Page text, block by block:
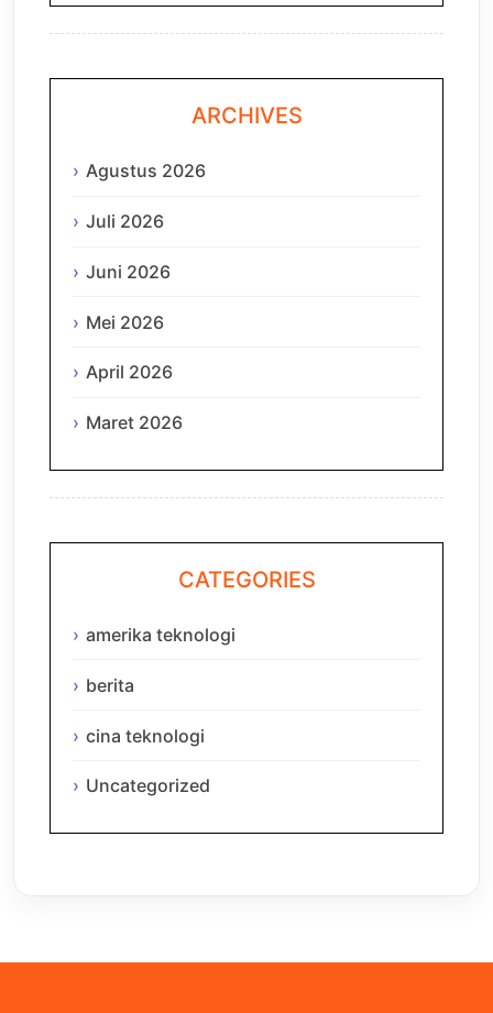
ARCHIVES
Agustus 2026
Juli 2026
Juni 2026
Mei 2026
April 2026
Maret 2026
CATEGORIES
amerika teknologi
berita
cina teknologi
Uncategorized